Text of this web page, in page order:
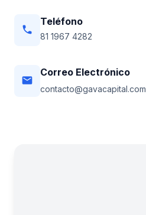
phone
Teléfono
81 1967 4282
email
Correo Electrónico
contacto@gavacapital.com